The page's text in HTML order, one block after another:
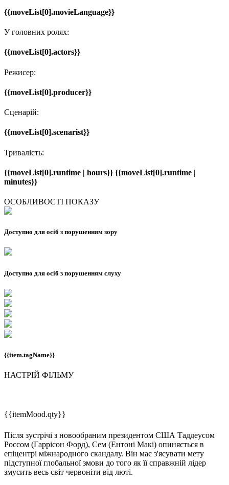
{{moveList[0].movieLanguage}}
У головних ролях:
{{moveList[0].actors}}
Режисер:
{{moveList[0].producer}}
Сценарій:
{{moveList[0].scenarist}}
Тривалість:
{{moveList[0].runtime | hours}} {{moveList[0].runtime |
minutes}}
ОСОБЛИВОСТІ ПОКАЗУ
Доступно для осіб з порушенням зору
Доступно для осіб з порушенням слуху
{{item.tagName}}
НАСТРІЙ ФІЛЬМУ
{{itemMood.qty}}
Після зустрічі з новообраним президентом США Таддеусом
Россом (Гаррісон Форд), Сем (Ентоні Макі) опиняється в
епіцентрі міжнародного скандалу. Він має з'ясувати мету
підступної глобальної змови до того як її справжній лідер
змусить весь світ червоніти від люті.